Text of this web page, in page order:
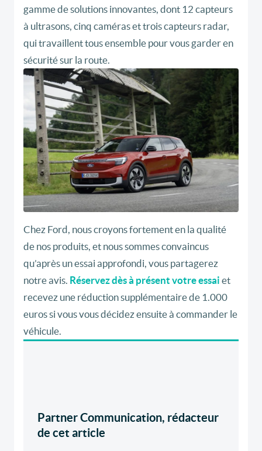
gamme de solutions innovantes, dont 12 capteurs
à ultrasons, cinq caméras et trois capteurs radar,
qui travaillent tous ensemble pour vous garder en
sécurité sur la route.
Chez Ford, nous croyons fortement en la qualité
de nos produits, et nous sommes convaincus
qu’après un essai approfondi, vous partagerez
notre avis. Réservez dès à présent votre essai et
recevez une réduction supplémentaire de 1.000
euros si vous vous décidez ensuite à commander le
véhicule.
Partner Communication, rédacteur
de cet article